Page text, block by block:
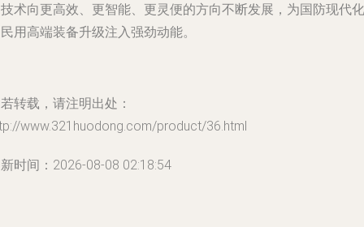
术向更高效、更智能、更灵便的方向不断发展，为国防现代化
用高端装备升级注入强劲动能。
转载，请注明出处：
www.321huodong.com/product/36.html
时间：2026-08-08 02:18:54